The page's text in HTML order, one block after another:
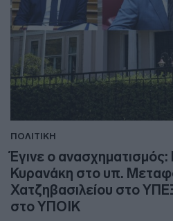
ΠΟΛΙΤΙΚΗ
Έγινε ο
Κυρανάκη στο υπ.
Χατζηβασιλείου στο
στο ΥΠΟΙΚ